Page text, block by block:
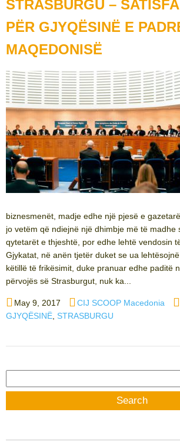
STRASBURGU –
PËR GJYQËSINË E
MAQEDONISË
biznesmenët, madje edhe një pjesë e
jo vetëm që ndiejnë një dhimbje më të madhe
qytetarët e thjeshtë, por edhe lehtë vendosin
Gjykatat, në anën tjetër duket se ua
këtillë të frikësimit, duke pranuar edhe paditë
përvojës së Strasburgut, nuk ka...
Posted
on
May 9, 2017 Author
CIJ SCOOP Macedonia
GJYQËSINË STRASBURGU
for: